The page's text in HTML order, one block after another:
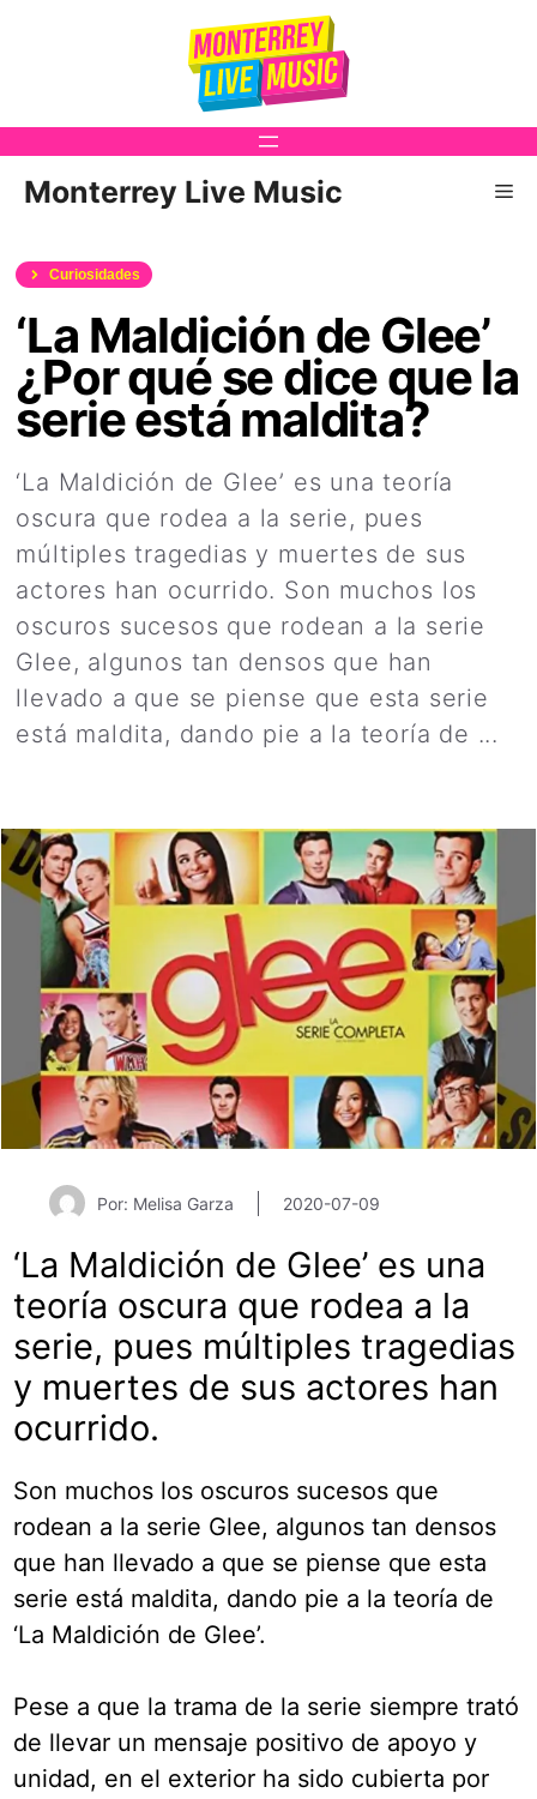
Monterrey Live Music
Curiosidades
‘La Maldición de Glee’
¿Por qué se dice que la
serie está maldita?
‘La Maldición de Glee’ es una teoría
oscura que rodea a la serie, pues
múltiples tragedias y muertes de sus
actores han ocurrido. Son muchos los
oscuros sucesos que rodean a la serie
Glee, algunos tan densos que han
llevado a que se piense que esta serie
está maldita, dando pie a la teoría de ...
Por: Melisa Garza 2020-07-09
‘La Maldición de Glee’ es una
teoría oscura que rodea a la
serie, pues múltiples tragedias
y muertes de sus actores han
ocurrido.
Son muchos los oscuros sucesos que
rodean a la serie Glee, algunos tan densos
que han llevado a que se piense que esta
serie está maldita, dando pie a la teoría de
‘La Maldición de Glee’.
Pese a que la trama de la serie siempre trató
de llevar un mensaje positivo de apoyo y
unidad, en el exterior ha sido cubierta por